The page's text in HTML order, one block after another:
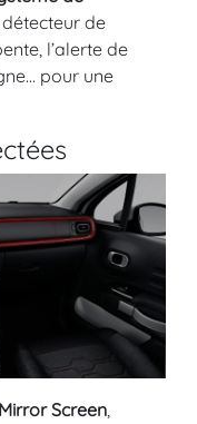
détecteur de
l’alerte de
pour une
Mirror Screen,